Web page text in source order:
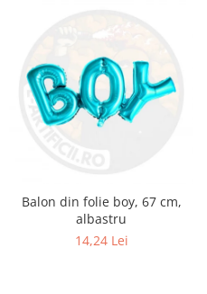
Balon din folie boy, 67 cm,
albastru
14,24 Lei